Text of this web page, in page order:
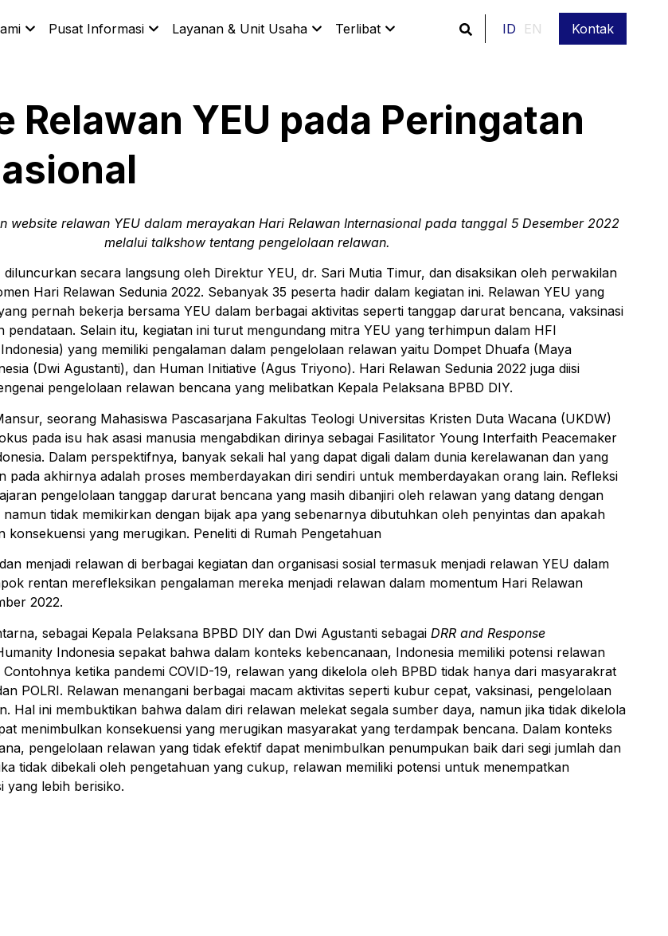
Pusat Informasi Layanan & Unit Usaha Terlibat ID EN Kontak
YEU pada Peringatan
website relawan YEU dalam merayakan Hari Relawan Internasional pada tanggal 5 Desember 2022
melalui talkshow tentang pengelolaan relawan.
diluncurkan secara langsung oleh Direktur YEU, dr. Sari Mutia Timur, dan disaksikan oleh perwakilan
Hari Relawan Sedunia 2022. Sebanyak 35 peserta hadir dalam kegiatan ini. Relawan YEU yang
pernah bekerja bersama YEU dalam berbagai aktivitas seperti tanggap darurat bencana, vaksinasi
pendataan. Selain itu, kegiatan ini turut mengundang mitra YEU yang terhimpun dalam HFI
yang memiliki pengalaman dalam pengelolaan relawan yaitu Dompet Dhuafa (Maya
(Dwi Agustanti), dan Human Initiative (Agus Triyono). Hari Relawan Sedunia 2022 juga diisi
pengelolaan relawan bencana yang melibatkan Kepala Pelaksana BPBD DIY.
seorang Mahasiswa Pascasarjana Fakultas Teologi Universitas Kristen Duta Wacana (UKDW)
pada isu hak asasi manusia mengabdikan dirinya sebagai Fasilitator Young Interfaith Peacemaker
Dalam perspektifnya, banyak sekali hal yang dapat digali dalam dunia kerelawanan dan yang
pada akhirnya adalah proses memberdayakan diri sendiri untuk memberdayakan orang lain. Refleksi
pengelolaan tanggap darurat bencana yang masih dibanjiri oleh relawan yang datang dengan
namun tidak memikirkan dengan bijak apa yang sebenarnya dibutuhkan oleh penyintas dan apakah
konsekuensi yang merugikan. Peneliti di Rumah Pengetahuan
menjadi relawan di berbagai kegiatan dan organisasi sosial termasuk menjadi relawan YEU dalam
rentan merefleksikan pengalaman mereka menjadi relawan dalam momentum Hari Relawan
2022.
sebagai Kepala Pelaksana BPBD DIY dan Dwi Agustanti sebagai DRR and Response
Indonesia sepakat bahwa dalam konteks kebencanaan, Indonesia memiliki potensi relawan
ketika pandemi COVID-19, relawan yang dikelola oleh BPBD tidak hanya dari masyarakrat
POLRI. Relawan menangani berbagai macam aktivitas seperti kubur cepat, vaksinasi, pengelolaan
Hal ini membuktikan bahwa dalam diri relawan melekat segala sumber daya, namun jika tidak dikelola
menimbulkan konsekuensi yang merugikan masyarakat yang terdampak bencana. Dalam konteks
pengelolaan relawan yang tidak efektif dapat menimbulkan penumpukan baik dari segi jumlah dan
tidak dibekali oleh pengetahuan yang cukup, relawan memiliki potensi untuk menempatkan
yang lebih berisiko.